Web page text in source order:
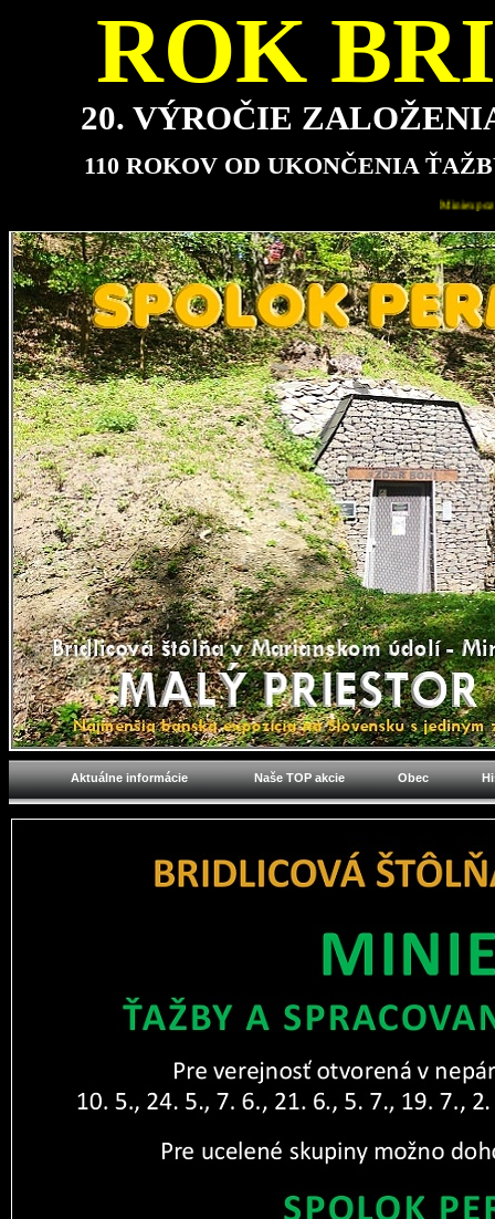
ROK
20. VÝROČIE
110 ROKOV OD UKONČENIA
Miniexpozícia bude pre návštevníkov najbližšie
Aktuálne informácie Naše TOP akcie Obec